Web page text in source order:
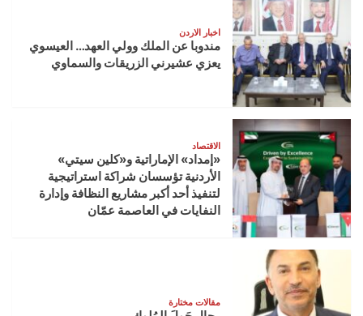
اخبار الاردن
مندوبا عن الملك وولي العهد… العيسوي
يعزي عشيرني الزريقات والسماوي
الاقتصاد
«إمداد» الإماراتية و«كلين سيتي»
الأردنية تؤسسان شراكة استراتيجية
لتنفيذ أحد أكبر مشاريع النظافة وإدارة
النفايات في العاصمة عمّان
مقالات مختارة